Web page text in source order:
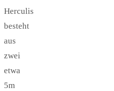
Herculis
besteht
aus
zwei
etwa
5m